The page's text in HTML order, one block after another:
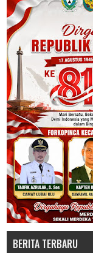
BERITA TERBARU